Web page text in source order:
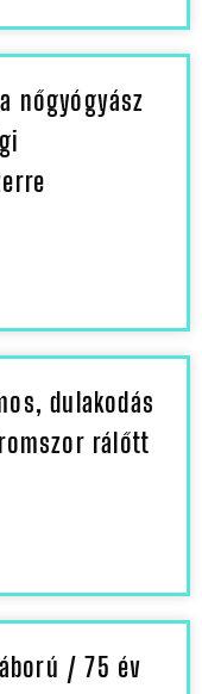
nőgyógyász
dulakodás
rálőtt
/ 75 év